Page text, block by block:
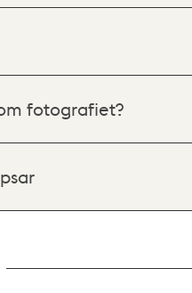
fotografiet?